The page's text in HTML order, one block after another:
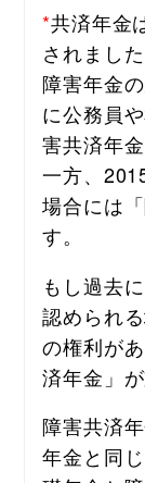
*共済年金
されまし
障害年金
に公務員
害共済年
一方、
場合には
す。
もし過去
認められ
の権利が
済年金」
障害共済
年金と同